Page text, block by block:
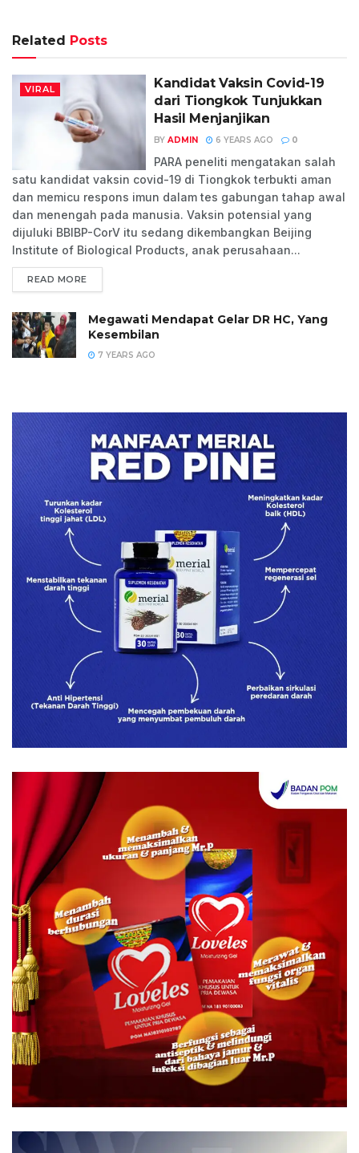
Related Posts
VIRAL
Kandidat Vaksin Covid-19
dari Tiongkok Tunjukkan
Hasil Menjanjikan
BY ADMIN 6 YEARS AGO 0
PARA peneliti mengatakan salah
satu kandidat vaksin covid-19 di Tiongkok terbukti aman
dan memicu respons imun dalam tes gabungan tahap awal
dan menengah pada manusia. Vaksin potensial yang
dijuluki BBIBP-CorV itu sedang dikembangkan Beijing
Institute of Biological Products, anak perusahaan...
READ MORE
Megawati Mendapat Gelar DR HC, Yang
Kesembilan
7 YEARS AGO